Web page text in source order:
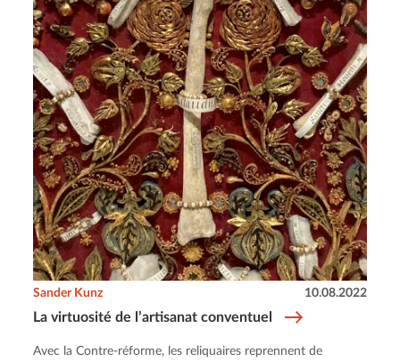
La virtuosité de l’artisanat conventuel
Sander Kunz 10.08.2022
Avec la Contre-réforme, les reliquaires reprennent de